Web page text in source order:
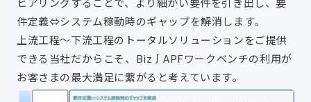
件定義⇔システム稼動時のギャップを解消します。
上流工程～下流工程のトータルソリューションをご提供
できる当社だからこそ、Biz∫APFワークベンチの利用が
お客さまの最大満足に繋がると考えています。